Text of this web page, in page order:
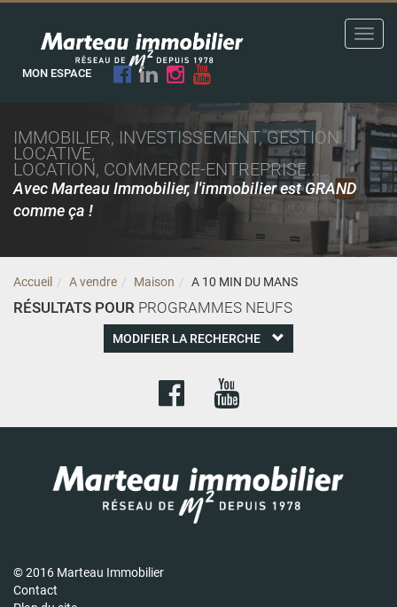
MON ESPACE
IMMOBILIER, INVESTISSEMENT, GESTION
LOCATIVE,
LOCATION, COMMERCE-ENTREPRISE...
Avec Marteau Immobilier, l'immobilier est GRAND
comme ça !
Accueil A vendre Maison A 10 MIN DU MANS
RÉSULTATS POUR PROGRAMMES NEUFS
MODIFIER LA RECHERCHE
© 2016 Marteau Immobilier
Contact